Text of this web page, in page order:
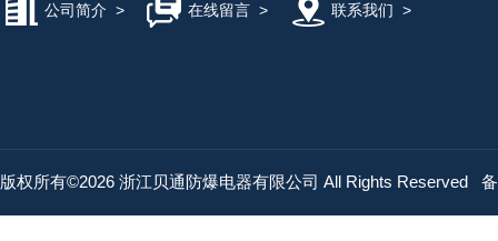
公司简介 > 在线留言> 联系我们 >
版权所有©2026 浙江贝通防爆电器有限公司 All Rights Reserved